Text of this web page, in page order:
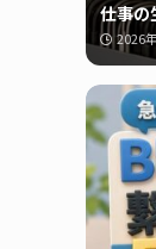
仕事の
2026